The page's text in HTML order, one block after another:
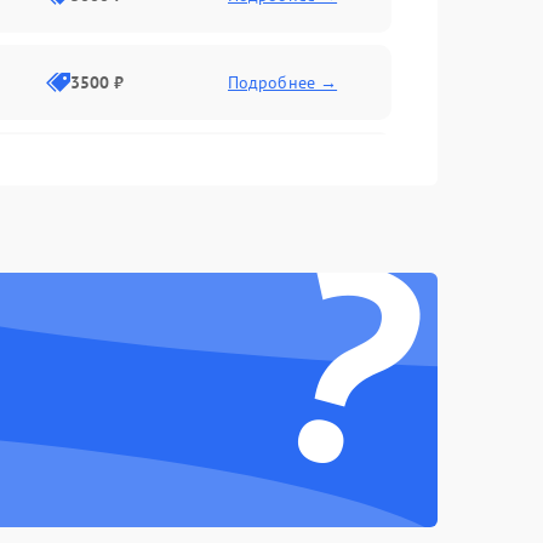
3500 ₽ Подробнее →
2000 ₽ Подробнее →
Подробнее →
Подробнее →
?